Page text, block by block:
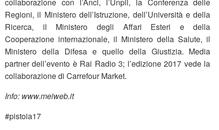
collaborazione con l’Anci, l’Unpli, la Conferenza delle
Regioni, il Ministero dell’Istruzione, dell’Università e della
Ricerca, il Ministero degli Affari Esteri e della
Cooperazione internazionale, il Ministero della Salute, il
Ministero della Difesa e quello della Giustizia. Media
partner dell’evento è Rai Radio 3; l’edizione 2017 vede la
collaborazione di Carrefour Market.
Info: www.meiweb.it
#pistoia17